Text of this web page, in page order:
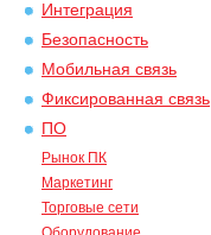
Интеграция
Безопасность
Мобильная связь
Фиксированная связь
ПО
Рынок ПК
Маркетинг
Торговые сети